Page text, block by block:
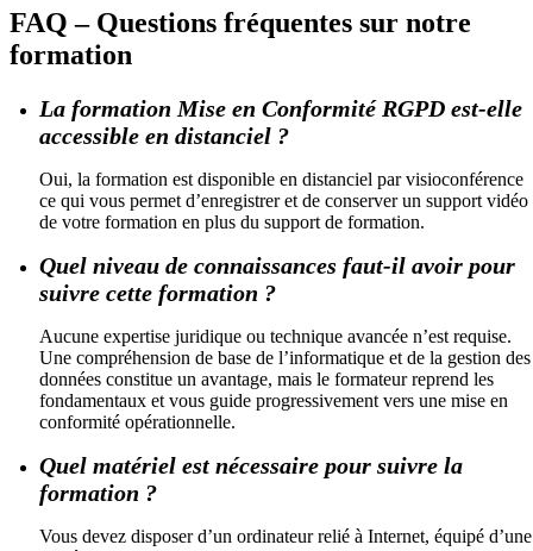
FAQ – Questions fréquentes sur notre
formation
La formation Mise en Conformité RGPD est-elle
accessible en distanciel ?
Oui, la formation est disponible en distanciel par visioconférence
ce qui vous permet d’enregistrer et de conserver un support vidéo
de votre formation en plus du support de formation.
Quel niveau de connaissances faut-il avoir pour
suivre cette formation ?
Aucune expertise juridique ou technique avancée n’est requise.
Une compréhension de base de l’informatique et de la gestion des
données constitue un avantage, mais le formateur reprend les
fondamentaux et vous guide progressivement vers une mise en
conformité opérationnelle.
Quel matériel est nécessaire pour suivre la
formation ?
Vous devez disposer d’un ordinateur relié à Internet, équipé d’une